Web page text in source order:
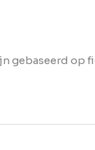
gebaseerd op